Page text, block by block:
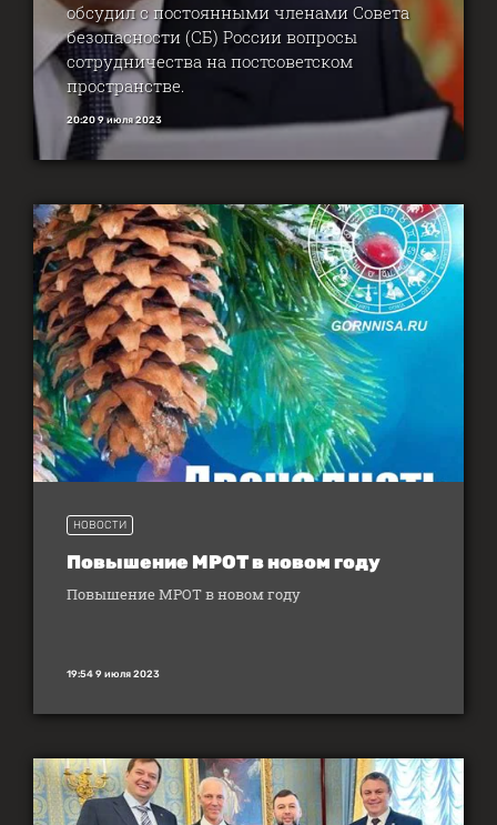
обсудил с постоянными членами Совета
безопасности (СБ) России вопросы
сотрудничества на постсоветском
пространстве.
20:20 9 июля 2023
НОВОСТИ
Повышение МРОТ в новом году
Повышение МРОТ в новом году
19:54 9 июля 2023